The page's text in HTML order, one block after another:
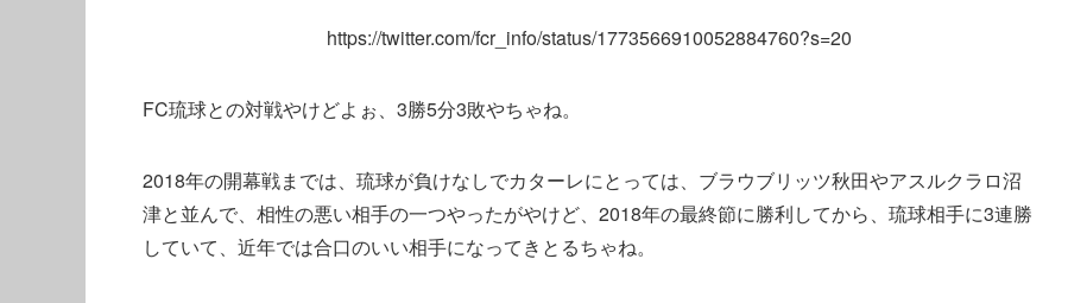
https://twitter.com/fcr_info/status/1773566910052884760?s=20
FC琉球との対戦やけどよぉ、3勝5分3敗やちゃね。
2018年の開幕戦までは、琉球が負けなしでカターレにとっては、ブラウブリッツ秋田やアスルクラロ沼
津と並んで、相性の悪い相手の一つやったがやけど、2018年の最終節に勝利してから、琉球相手に3連勝
していて、近年では合口のいい相手になってきとるちゃね。